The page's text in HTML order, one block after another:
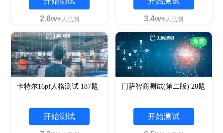
2.6w+人已测 3.4w+人已测
卡特尔16pf人格测试 187题
开始测试
免费
门萨智商测试(第二版) 28题
开始测试